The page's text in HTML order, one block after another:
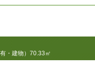
・建物）70.33㎡